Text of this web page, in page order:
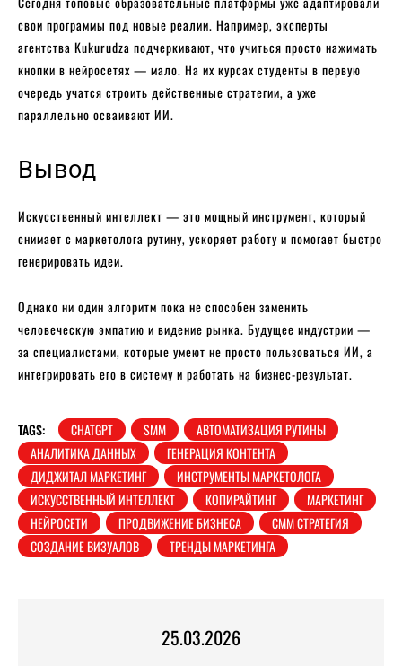
свои программы под новые реалии. Например, эксперты
агентства Kukurudza подчеркивают, что учиться просто нажимать
кнопки в нейросетях — мало. На их курсах студенты в первую
очередь учатся строить действенные стратегии, а уже
параллельно осваивают ИИ.
Вывод
Искусственный интеллект — это мощный инструмент, который
снимает с маркетолога рутину, ускоряет работу и помогает быстро
генерировать идеи.
Однако ни один алгоритм пока не способен заменить
человеческую эмпатию и видение рынка. Будущее индустрии —
за специалистами, которые умеют не просто пользоваться ИИ, а
интегрировать его в систему и работать на бизнес-результат.
TAGS: CHATGPT SMM
АВТОМАТИЗАЦИЯ РУТИНЫ
АНАЛИТИКА ДАННЫХ
ГЕНЕРАЦИЯ КОНТЕНТА
ДИДЖИТАЛ МАРКЕТИНГ
ИНСТРУМЕНТЫ МАРКЕТОЛОГА
ИСКУССТВЕННЫЙ ИНТЕЛЛЕКТ
КОПИРАЙТИНГ
МАРКЕТИНГ
НЕЙРОСЕТИ
ПРОДВИЖЕНИЕ БИЗНЕСА
СММ СТРАТЕГИЯ
СОЗДАНИЕ ВИЗУАЛОВ
ТРЕНДЫ МАРКЕТИНГА
25.03.2026